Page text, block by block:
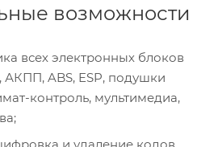
возможности
всех электронных блоков
АКПП, ABS, ESP, подушки
контроль, мультимедиа,
и удаление кодов